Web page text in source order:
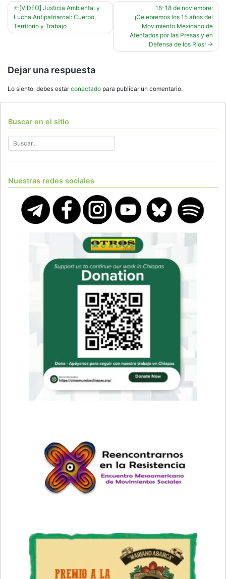
Navegación
de
entradas
[VIDEO] Justicia Ambiental y
Lucha Antipatriarcal: Cuerpo,
Territorio y Trabajo
16-18 de noviembre:
¡Celebremos los 15 años del
Movimiento Mexicano de
Afectados por las Presas y en
Defensa de los Ríos!
Dejar una respuesta
Lo siento, debes estarconectado para publicar un comentario.
Buscar en el sitio
Nuestras redes sociales